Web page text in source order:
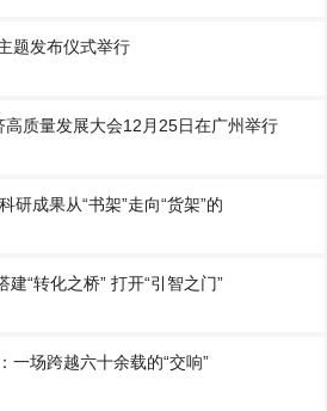
题发布仪式举行
质量发展大会12月25日在广州举行
研成果从“书架”走向“货架”的
“转化之桥” 打开“引智之门”
一场跨越六十余载的“交响”